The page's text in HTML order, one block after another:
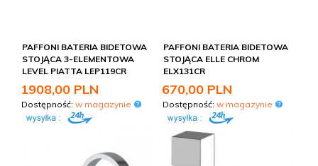
PAFFONI BATERIA BIDETOWA
STOJĄCA 3-ELEMENTOWA
LEVEL PIATTA LEP119CR
1908,00 PLN
Dostępność: w magazynie
PAFFONI BATERIA BIDETOWA
STOJĄCA ELLE CHROM
ELX131CR
670,00 PLN
Dostępność: w magazynie